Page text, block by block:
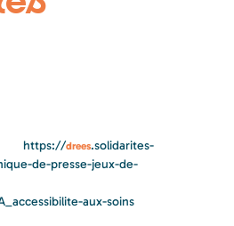
drees.solidarites-
de-presse-jeux-de-
aux-soins